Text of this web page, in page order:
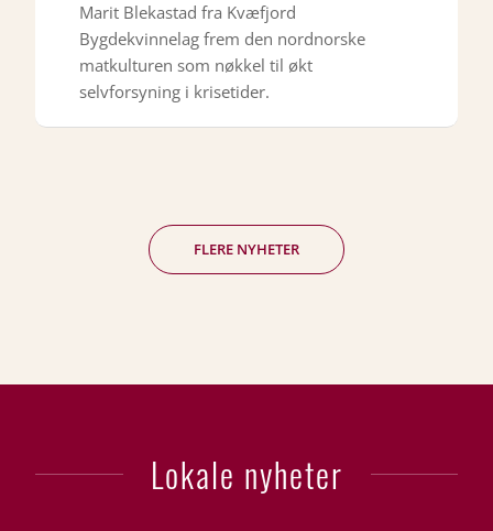
Marit Blekastad fra Kvæfjord
Bygdekvinnelag frem den nordnorske
matkulturen som nøkkel til økt
selvforsyning i krisetider.
FLERE NYHETER
Lokale nyheter